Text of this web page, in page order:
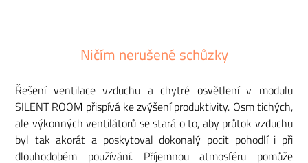
Ničím nerušené schůzky
Řešení ventilace vzduchu a chytré osvětlení v modulu
SILENT ROOM přispívá ke zvýšení produktivity. Osm tichých,
ale výkonných ventilátorů se stará o to, aby průtok vzduchu
byl tak akorát a poskytoval dokonalý pocit pohodlí i při
dlouhodobém používání. Příjemnou atmosféru pomůže